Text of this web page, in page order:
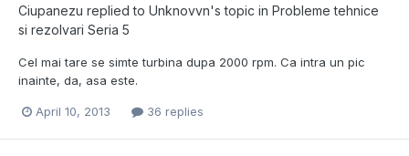
Ciupanezu replied to Unknovvn's topic in Probleme tehnice
si rezolvari Seria 5
Cel mai tare se simte turbina dupa 2000 rpm. Ca intra un pic
inainte, da, asa este.
April 10, 2013 36 replies